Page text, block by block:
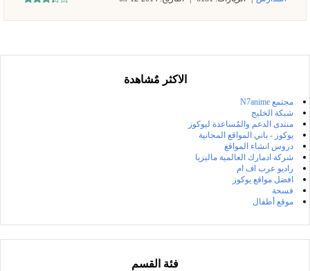
الاكثر مٌشاهدة
مجتمع N7anime
شبكة الخليج
منتدى الدعم والمٌساعدة ليوكوز
يوكوز - باني المواقع المجانية
دروس انشاء المواقع
شركة ادمارك العالمية ماليزيا
راديو عرب اف ام
افضل مواقع يوكوز
فسحة
موقع أطفال
فئة القسم